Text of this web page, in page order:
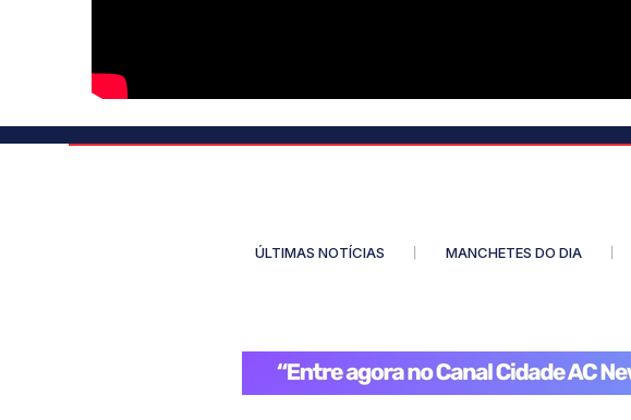
ÚLTIMAS NOTÍCIAS MANCHETES DO DIA